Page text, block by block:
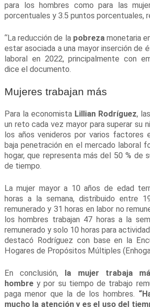
para los hombres como para las
porcentuales y 3.5 puntos porcentuales,
“La reducción de la pobrezamonetaria
estar asociada a una mayor inserción de
laboral en 2022, principalmente con
dice el documento.
Mujeres trabajan más
Para la economista Lillian Rodríguez,
un reto cada vez mayor para superar su
los años venideros por varios factores
baja penetración en el mercado laboral
hogar, que representa más del 50 % de
de tiempo.
La mujer mayor a 10 años de edad
horas a la semana, distribuido entre
remunerado y 31 horas en labor no
los hombres trabajan 47 horas a la
remunerado y solo 10 horas para
destacó Rodríguez con base en la
Hogares de Propósitos Múltiples
En conclusión, la mujer trabaja
hombrey por su tiempo de trabajo
paga menor que la de los hombres.
mucho la atención y es el uso del